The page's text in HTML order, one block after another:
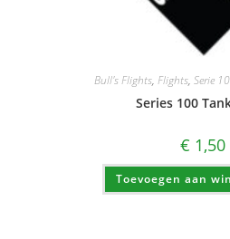
Bull's Flights, Flights, Serie
Series 100
€ 1,50
Toevoegen aan